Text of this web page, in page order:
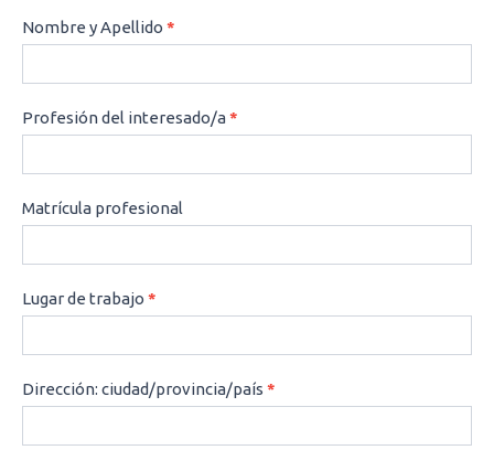
CONSULTAS
Nombre y Apellido *
Profesión del interesado/a*
Matrícula profesional
Lugar de trabajo *
Dirección: ciudad/provincia/país *